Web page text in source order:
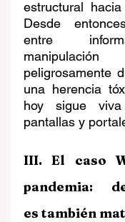
estructural
Desde
entre
peligrosamente
una herencia
hoy sigue
pantallas y
III. El caso
pandemia:
es también